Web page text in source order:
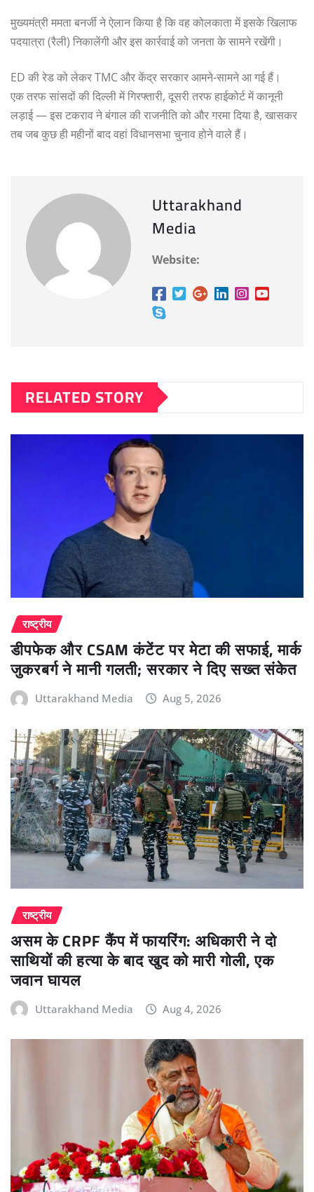
मुख्यमंत्री ममता बनर्जी ने ऐलान किया है कि वह कोलकाता में इसके खिलाफ
पदयात्रा (रैली) निकालेंगी और इस कार्रवाई को जनता के सामने रखेंगी।
ED की रेड को लेकर TMC और केंद्र सरकार आमने-सामने आ गई हैं।
एक तरफ सांसदों की दिल्ली में गिरफ्तारी, दूसरी तरफ हाईकोर्ट में कानूनी
लड़ाई — इस टकराव ने बंगाल की राजनीति को और गरमा दिया है, खासकर
तब जब कुछ ही महीनों बाद वहां विधानसभा चुनाव होने वाले हैं।
Uttarakhand
Media
Website:
RELATED STORY
राष्ट्रीय
डीपफेक और CSAM कंटेंट पर मेटा की सफाई, मार्क
जुकरबर्ग ने मानी गलती; सरकार ने दिए सख्त संकेत
Uttarakhand Media Aug 5, 2026
राष्ट्रीय
असम के CRPF कैंप में फायरिंग: अधिकारी ने दो
साथियों की हत्या के बाद खुद को मारी गोली, एक
जवान घायल
Uttarakhand Media Aug 4, 2026